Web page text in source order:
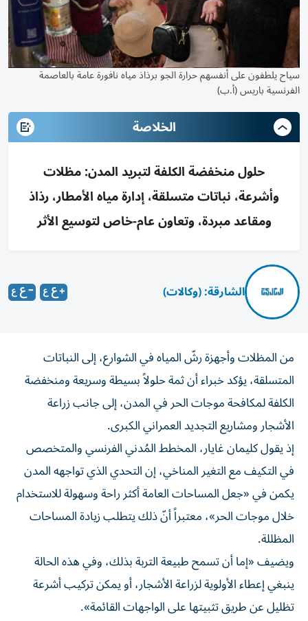
سياح يلطفون على أنفسهم حرارة الجو برذاذ مياه نافورة عامة بالعاصمة
الفرنسية باريس (أ.ب)
الخلاصة
حلول منخفضة الكلفة لتبريد المدن: مظلات
وأشرعة، نباتات متسلقة، إدارة مياه الأمطار، رذاذ
ومقاعد مبردة، وتعاون عام-خاص لتوسيع الأثر
الشارقة: (وكالات)
من المظلات وأجهزة رشّ المياه في الشوارع، إلى النباتات
المتسلقة، يؤكد خبراء أن ثمة حلولاً بسيطة وسريعة ومنخفضة
الكلفة لمكافحة موجات الحر في المدن، إلى جانب زراعة
الأشجار ومشاريع التجديد العمراني الكبرى.
إذ يقول كليمان غايار، المخطط المُدني الفرنسي والمتخصص
في التكيف مع التغير المناخي، إن التحدي الذي تواجهه المدن
يكمن في «جعل المساحات العامة أكثر راحة وسهولة للاستخدام
خلال موجات الحر»، معتبراً أنّ ذلك يتطلب زيادة المساحات
المظللة.
ويضيف «إما أن تسمح طبيعة التربة بذلك، وفي هذه الحالة
ينبغي إعطاء الأولوية لزراعة الأشجار، أو يمكن تركيب أشرعة
تظليل عن طريق تثبيتها على الواجهات القائمة».